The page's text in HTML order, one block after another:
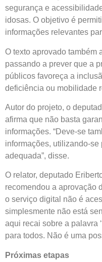
segurança e
idosas. O objetivo é
informações relevantes
O texto aprovado também
passando a prever que a
públicos favoreça a
deficiência ou mobilidade
Autor do projeto, o
afirma que não basta
informações. “Deve-se
informações, utilizando-
adequada”, disse.
O relator, deputado
recomendou a aprovação
o serviço digital não é
simplesmente não está
aqui recai sobre a palavra
para todos. Não é uma
Próximas etapas